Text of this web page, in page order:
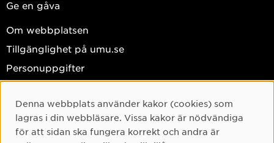
Ge en gåva
Om webbplatsen
Tillgänglighet på umu.se
Personuppgifter
Instagram
Cookie-samtycke
Denna webbplats använder kakor (cookies) som
lagras i din webbläsare. Vissa kakor är nödvändiga
för att sidan ska fungera korrekt och andra är